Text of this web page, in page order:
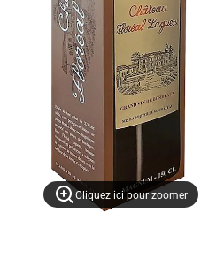
Cliquez ici pour zoomer